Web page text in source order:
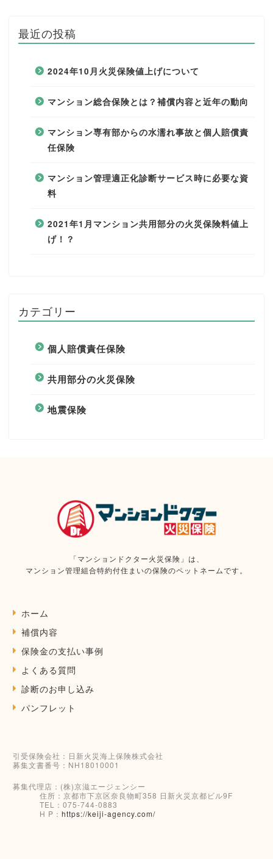
最近の投稿
2024年10月火災保険値上げについて
マンション総合保険とは？補償内容と近年の動向
マンション専有部からの水濡れ事故と個人賠償責
任保険
マンション管理適正化診断サービス時に必要な資
料
2021年1月マンション共用部分の火災保険料値上
げ！？
カテゴリー
個人賠償責任保険
共用部分の火災保険
地震保険
「マンションドクター火災保険」は、
マンション管理組合特約付住まいの保険のペットネームです。
ホーム
補償内容
保険金の支払い事例
よくある質問
診断のお申し込み
パンフレット
引受保険会社： 日新火災海上保険株式会社
募集文書番号： NH18010001
募集代理店： (株)京滋エージェンシー
住所：京都市下京区奈良物町358 日新火災京都ビル9F
TEL：075-744-0883
H P：https://keiji-agency.com/